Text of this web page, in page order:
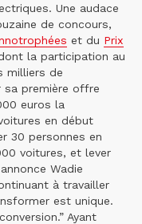
Une audace
de concours,
et du Prix
la participation au
milliers de
sa première offre
euros la
en début
30 personnes en
voitures, et lever
Wadie
à travailler
est unique.
Ayant